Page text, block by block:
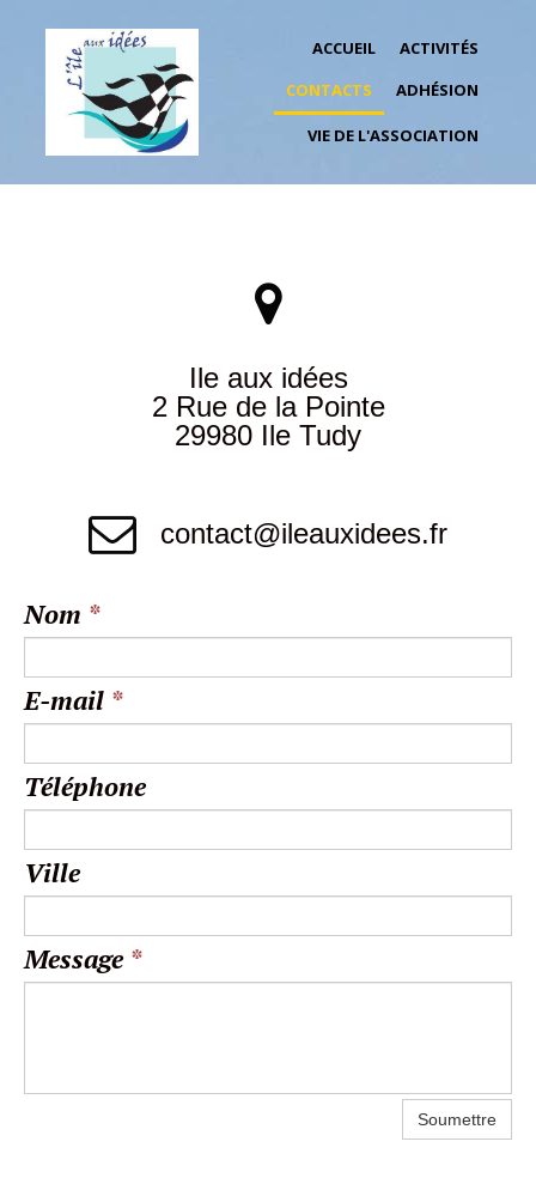
ACCUEIL
ACTIVITÉS
CONTACTS
ADHÉSION
VIE DE L'ASSOCIATION

Ile aux idées
2 Rue de la Pointe
29980 Ile Tudy
 contact@ileauxidees.fr
Nom *
E-mail *
Téléphone
Ville
Message*
Soumettre